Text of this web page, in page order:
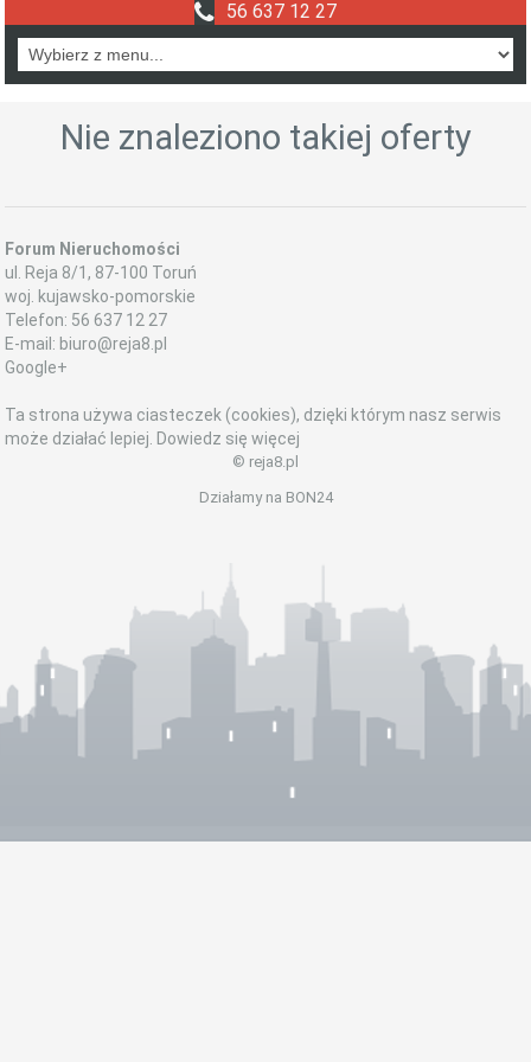
56 637 12 27
Nie znaleziono takiej oferty
Forum Nieruchomości
ul.
Reja 8/1 , 87-100 Toruń
woj. kujawsko-pomorskie
Telefon: 56 637 12 27
E-mail: biuro@reja8.pl
Google+
Ta strona używa ciasteczek (cookies), dzięki którym nasz serwis
może działać lepiej. Dowiedz się więcej
© reja8.pl
Działamy na BON24